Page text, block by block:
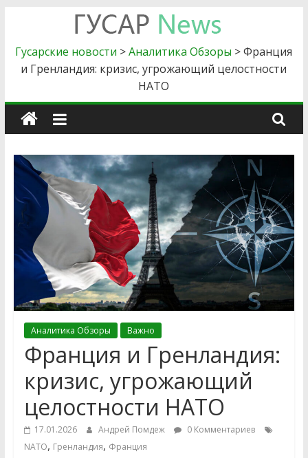
content
Гусарские
новости
Главные
новости
силового
блока
Гусарские новости >Аналитика Обзоры >Франция
и Гренландия: кризис, угрожающий целостности
НАТО
Аналитика Обзоры Важно
Франция и Гренландия:
кризис, угрожающий
целостности НАТО
17.01.2026 Андрей Помдеж
0 Комментариев
NATO, Гренландия, Франция